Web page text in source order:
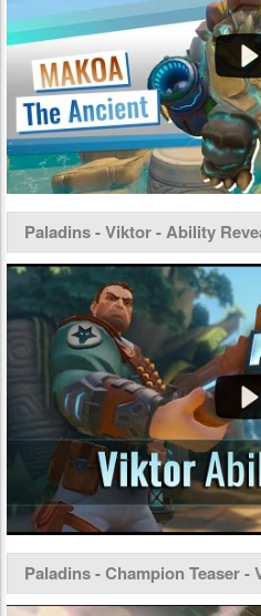
Paladins - Viktor - Ability
Paladins - Champion Teaser -